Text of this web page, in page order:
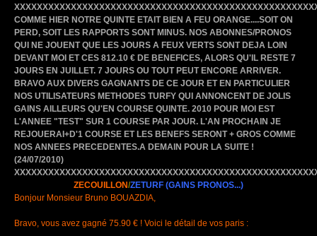
COMME HIER NOTRE QUINTE ETAIT BIEN A FEU ORANGE....SOIT ON
PERD, SOIT LES RAPPORTS SONT MINUS. NOS ABONNES/PRONOS
QUI NE JOUENT QUE LES JOURS A FEUX VERTS SONT DEJA LOIN
DEVANT MOI ET CES 812.10 € DE BENEFICES, ALORS QU'IL RESTE 7
JOURS EN JUILLET. 7 JOURS OU TOUT PEUT ENCORE ARRIVER.
BRAVO AUX DIVERS GAGNANTS DE CE JOUR ET EN PARTICULIER
NOS UTILISATEURS METHODES TURFY QUI ANNONCENT DE JOLIS
GAINS AILLEURS QU'EN COURSE QUINTE. 2010 POUR MOI EST
L'ANNEE "TEST" SUR 1 COURSE PAR JOUR. L'AN PROCHAIN JE
REJOUERAI+D'1 COURSE ET LES BENEFS SERONT + GROS COMME
NOS ANNEES PRECEDENTES.A DEMAIN POUR LA SUITE !
(24/07/2010)
ZECOUILLON/ZETURF (GAINS PRONOS...)
Bonjour Monsieur Bruno BOUAZDIA,
Bravo, vous avez gagné 75.90 € ! Voici le détail de vos paris :